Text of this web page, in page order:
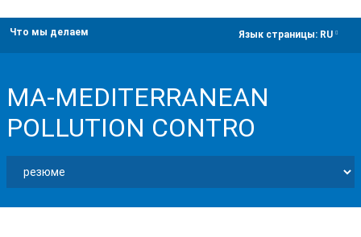
Что мы делаем Язык страницы: RU
MA-MEDITERRANEAN
POLLUTION CONTRO